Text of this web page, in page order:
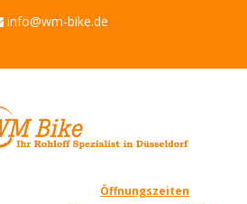
info@wm-bike.de
Öffnungszeiten